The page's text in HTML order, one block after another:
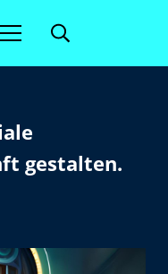
Menu Search...
gestalten.